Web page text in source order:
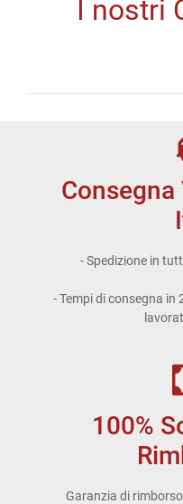
I nostri
- Spedizione in
- Tempi di consegna
100%
Garanzia di